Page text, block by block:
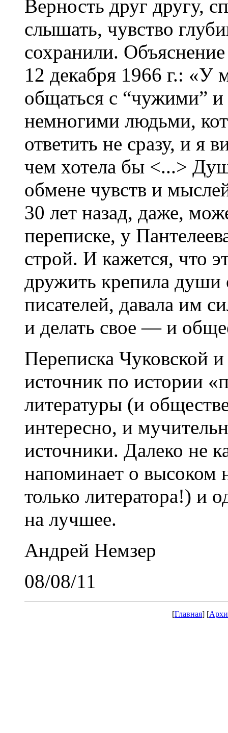
Верность друг другу,
слышать, чувство
сохранили.
12 декабря 1966 г.: «У
общаться с “чужими”
немногими людьми,
ответить не сразу, и я
чем хотела бы <...>
обмене чувств и
30 лет назад, даже,
переписке, у
строй. И кажется, что
дружить крепила души
писателей, давала им
и делать свое — и
Переписка Чуковской
источник по истории
литературы (и
интересно, и
источники. Далеко не
напоминает о высоком
только литератора!) и
на лучшее.
Андрей Немзер
08/08/11
[Главная] [